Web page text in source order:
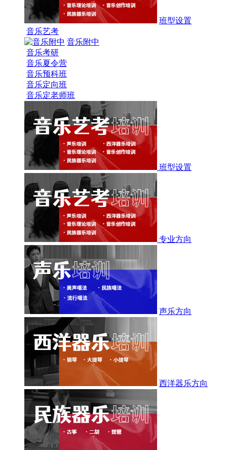
班型设置
音乐艺考
音乐附中
音乐考研
音乐夏令营
音乐预科班
音乐定向班
音乐定老师班
班型设置
专业方向
声乐方向
西洋器乐方向